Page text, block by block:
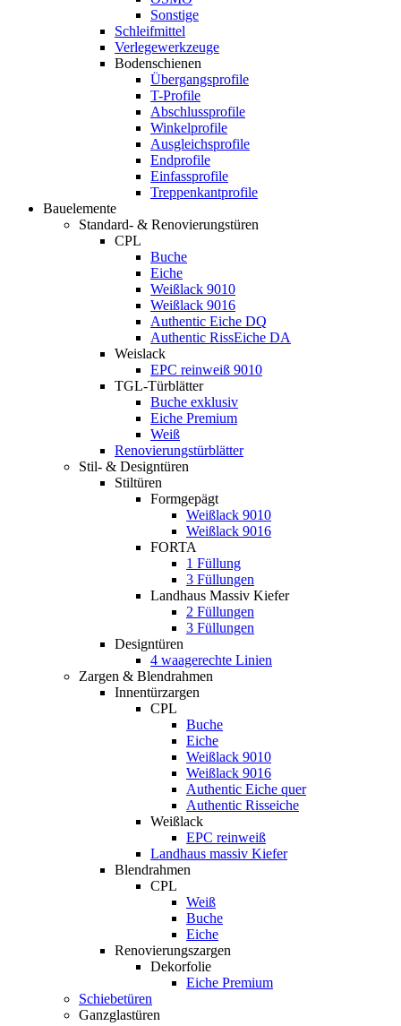
Sonstige
Schleifmittel
Verlegewerkzeuge
Bodenschienen
Übergangsprofile
T-Profile
Abschlussprofile
Winkelprofile
Ausgleichsprofile
Endprofile
Einfassprofile
Treppenkantprofile
Bauelemente
Standard- & Renovierungstüren
CPL
Buche
Eiche
Weißlack 9010
Weißlack 9016
Authentic Eiche DQ
Authentic RissEiche DA
Weislack
EPC reinweiß 9010
TGL-Türblätter
Buche exklusiv
Eiche Premium
Weiß
Renovierungstürblätter
Stil- & Designtüren
Stiltüren
Formgepägt
Weißlack 9010
Weißlack 9016
FORTA
1 Füllung
3 Füllungen
Landhaus Massiv Kiefer
2 Füllungen
3 Füllungen
Designtüren
4 waagerechte Linien
Zargen & Blendrahmen
Innentürzargen
CPL
Buche
Eiche
Weißlack 9010
Weißlack 9016
Authentic Eiche quer
Authentic Risseiche
Weißlack
EPC reinweiß
Landhaus massiv Kiefer
Blendrahmen
CPL
Weiß
Buche
Eiche
Renovierungszargen
Dekorfolie
Eiche Premium
Schiebetüren
Ganzglastüren